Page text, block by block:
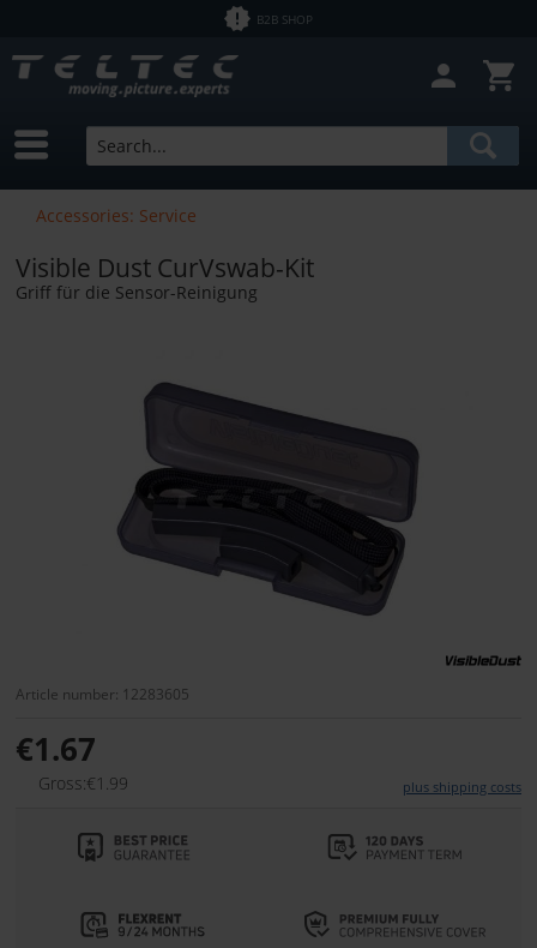
B2B SHOP
Accessories: Service
Visible Dust CurVswab-Kit
Griff für die Sensor-Reinigung
Article number: 12283605
€1.67
Gross:€1.99 plus shipping costs